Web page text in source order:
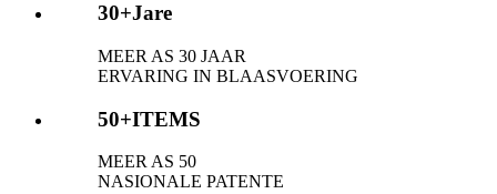
30+Jare
MEER AS 30 JAAR
ERVARING IN BLAASVOERING
50+ITEMS
MEER AS 50
NASIONALE PATENTE